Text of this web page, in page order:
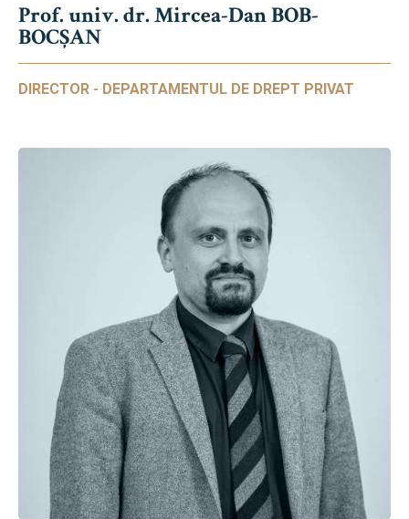
Prof. univ. dr. Mircea-Dan BOB-
BOCȘAN
DIRECTOR - DEPARTAMENTUL DE DREPT PRIVAT